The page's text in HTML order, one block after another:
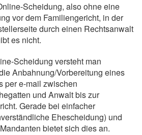
N
a
v
t
Scheidung, also ohne eine
vor dem Familiengericht, in der
durch einen Rechtsanwalt
es nicht.
Scheidung versteht man
Anbahnung/Vorbereitung eines
per e-mail zwischen
und Anwalt bis zur
Gerade bei einfacher
Ehescheidung) und
bietet sich dies an.